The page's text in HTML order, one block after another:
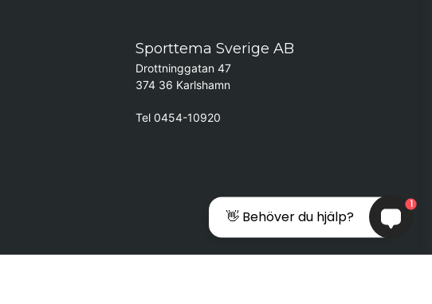
Sporttema Sverige AB
Drottninggatan 47
374 36 Karlshamn
Tel 0454-10920
👋 Behöver du hjälp?
1